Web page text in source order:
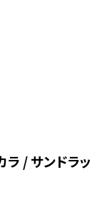
/ サンドラッ